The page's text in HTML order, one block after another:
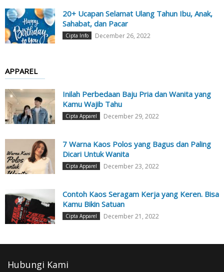
20+ Ucapan Selamat Ulang Tahun Ibu, Anak,
Sahabat, dan Pacar
Cipta Info December 26, 2022
APPAREL
Inilah Perbedaan Baju Pria dan Wanita yang
Kamu Wajib Tahu
Cipta Apparel December 29, 2022
7 Warna Kaos Polos yang Bagus dan Paling
Dicari Untuk Wanita
Cipta Apparel December 23, 2022
Contoh Kaos Seragam Kerja yang Keren. Bisa
Kamu Bikin Satuan
Cipta Apparel December 21, 2022
Hubungi Kami